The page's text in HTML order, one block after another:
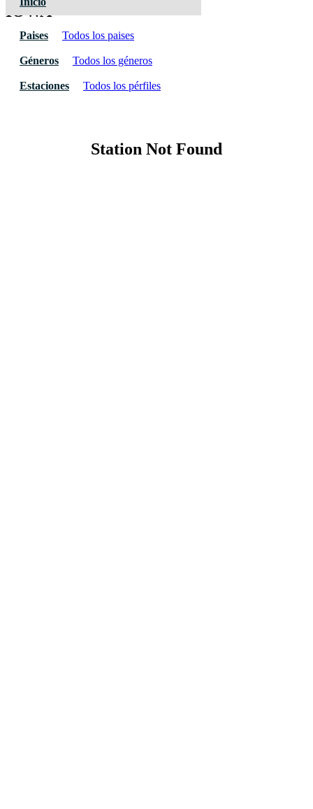
Paises Todos los paises
Géneros Todos los géneros
Estaciones Todos los pérfiles
IOWA
Station Not Found